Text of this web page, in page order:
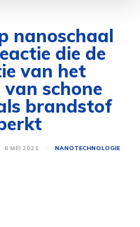
nanoschaal
die de
van het
schone
brandstof
6 MEI 2021 NANOTECHNOLOGIE